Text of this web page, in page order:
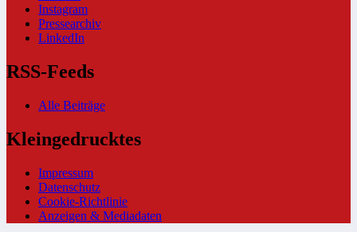
Instagram
Pressearchiv
LinkedIn
RSS-Feeds
Alle Beiträge
Kleingedrucktes
Impressum
Datenschutz
Cookie-Richtlinie
Anzeigen & Mediadaten